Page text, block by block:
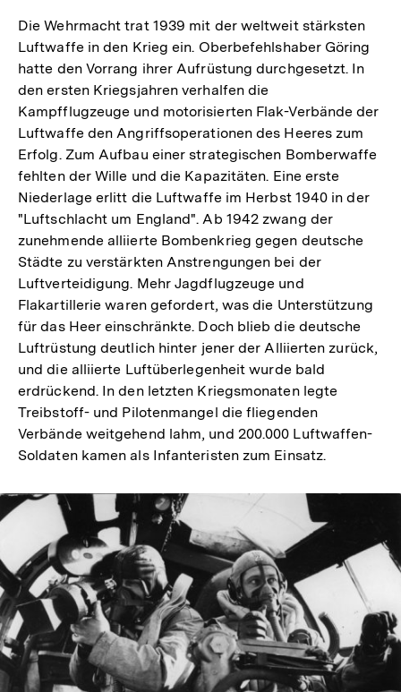
Die Wehrmacht trat 1939 mit der weltweit stärksten
Luftwaffe in den Krieg ein. Oberbefehlshaber Göring
hatte den Vorrang ihrer Aufrüstung durchgesetzt. In
den ersten Kriegsjahren verhalfen die
Kampfflugzeuge und motorisierten Flak-Verbände der
Luftwaffe den Angriffsoperationen des Heeres zum
Erfolg. Zum Aufbau einer strategischen Bomberwaffe
fehlten der Wille und die Kapazitäten. Eine erste
Niederlage erlitt die Luftwaffe im Herbst 1940 in der
"Luftschlacht um England". Ab 1942 zwang der
zunehmende alliierte Bombenkrieg gegen deutsche
Städte zu verstärkten Anstrengungen bei der
Luftverteidigung. Mehr Jagdflugzeuge und
Flakartillerie waren gefordert, was die Unterstützung
für das Heer einschränkte. Doch blieb die deutsche
Luftrüstung deutlich hinter jener der Alliierten zurück,
und die alliierte Luftüberlegenheit wurde bald
erdrückend. In den letzten Kriegsmonaten legte
Treibstoff- und Pilotenmangel die fliegenden
Verbände weitgehend lahm, und 200.000 Luftwaffen-
Soldaten kamen als Infanteristen zum Einsatz.
In
Lightbox
öffnen